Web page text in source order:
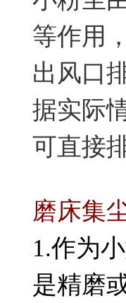
等作用
出风口
据实际
可直接
磨床集
1.作为
是精磨